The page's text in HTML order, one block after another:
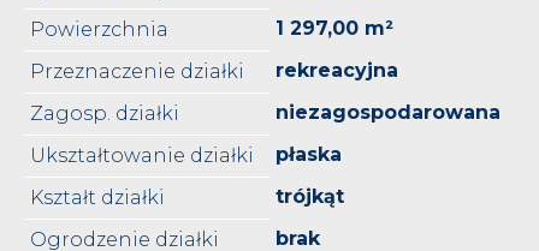
Powierzchnia
1 297,00 m²
Przeznaczenie działki
rekreacyjna
Zagosp. działki
niezagospodarowana
Ukształtowanie działki
płaska
Kształt działki
trójkąt
Ogrodzenie działki
brak